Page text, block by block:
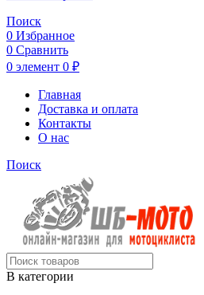
Поиск
0 Избранное
0 Сравнить
0 элемент 0 ₽
Главная
Доставка и оплата
Контакты
О нас
Поиск
В категории